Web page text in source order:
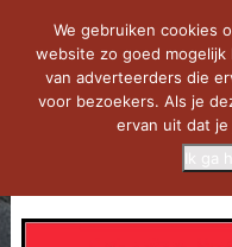
We gebruiken cookies
website zo goed
van adverteerders die
voor bezoekers. Als je
ervan uit dat
Ik ga